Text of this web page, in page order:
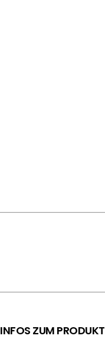
INFOS ZUM PRODUKT